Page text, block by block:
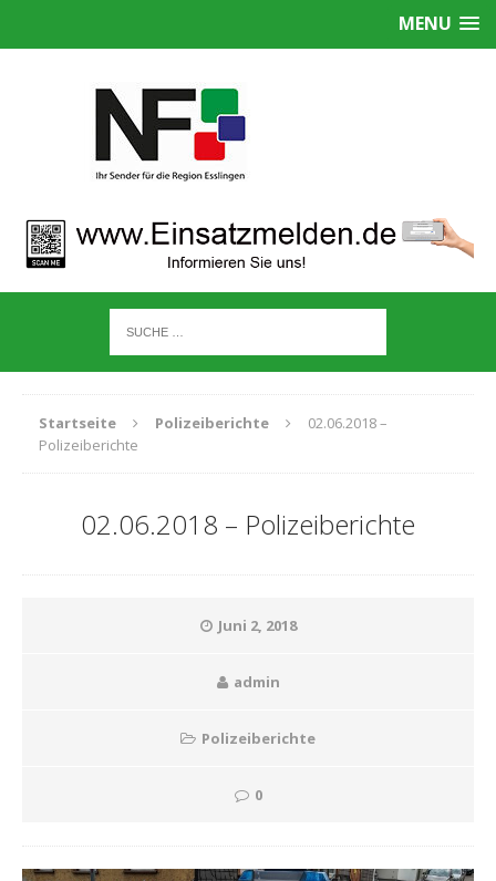
MENU
Startseite Polizeiberichte
02.06.2018 –
Polizeiberichte
02.06.2018 – Polizeiberichte
Juni 2, 2018
admin
Polizeiberichte
0